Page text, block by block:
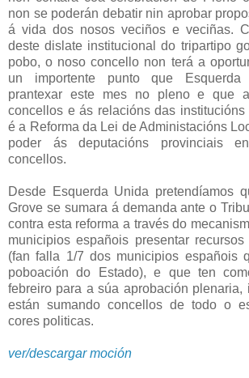
non se poderán debatir nin aprobar
á vida dos nosos veciños e veciñas.
deste dislate institucional do tripartipo
pobo, o noso concello non terá a
un importente punto que Esquerda
prantexar este mes no pleno e que
concellos e ás relacións das
é a Reforma da Lei de Administacións
poder ás deputacións provinciais
concellos.
Desde Esquerda Unida pretendíamos
Grove se sumara á demanda ante o
contra esta reforma a través do
municipios españois presentar recursos
(fan falla 1/7 dos municipios españois
poboación do Estado), e que ten
febreiro para a súa aprobación
están sumando concellos de todo o
cores politicas.
ver/descargar moción